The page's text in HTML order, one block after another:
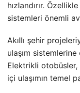
hızlandırır.
sistemleri önemli
Akıllı şehir
ulaşım
Elektrikli
içi ulaşımın temel